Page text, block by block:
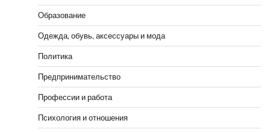
Образование
Одежда, обувь, аксессуары и мода
Политика
Предпринимательство
Профессии и работа
Психология и отношения